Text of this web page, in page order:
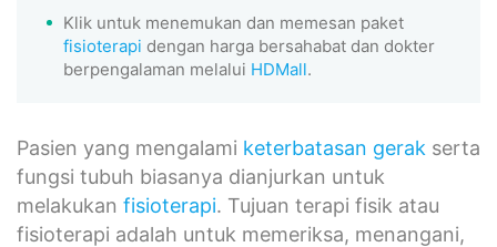
Klik untuk menemukan dan memesan paket
fisioterapi dengan harga bersahabat dan dokter
berpengalaman melalui HDMall.
Pasien yang mengalami keterbatasan gerak serta
fungsi tubuh biasanya dianjurkan untuk
melakukan fisioterapi. Tujuan terapi fisik atau
fisioterapi adalah untuk memeriksa, menangani,